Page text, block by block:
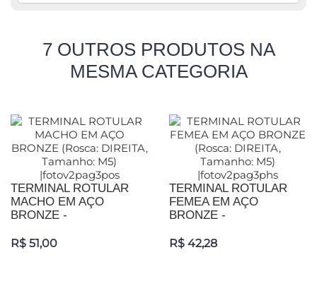
7 OUTROS PRODUTOS NA
MESMA CATEGORIA
TERMINAL ROTULAR
MACHO EM AÇO
BRONZE -
R$ 51,00
TERMINAL ROTULAR
FEMEA EM AÇO
BRONZE -
R$ 42,28